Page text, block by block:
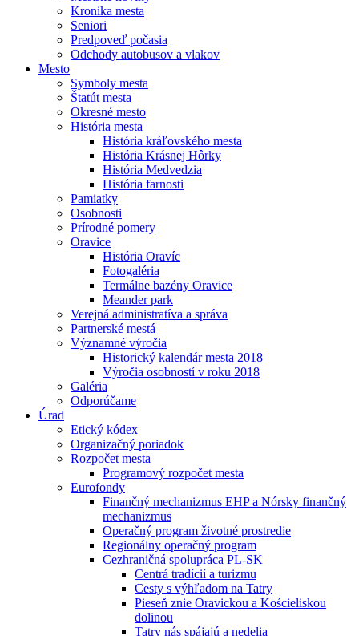
Kronika mesta
Seniori
Predpoveď počasia
Odchody autobusov a vlakov
Mesto
Symboly mesta
Štatút mesta
Okresné mesto
História mesta
História kráľovského mesta
História Krásnej Hôrky
História Medvedzia
História farnosti
Pamiatky
Osobnosti
Prírodné pomery
Oravice
História Oravíc
Fotogaléria
Termálne bazény Oravice
Meander park
Verejná administratíva a správa
Partnerské mestá
Významné výročia
Historický kalendár mesta 2018
Výročia osobností v roku 2018
Galéria
Odporúčame
Úrad
Etický kódex
Organizačný poriadok
Rozpočet mesta
Programový rozpočet mesta
Eurofondy
Finančný mechanizmus EHP a Nórsky finančný
mechanizmus
Operačný program životné prostredie
Regionálny operačný program
Cezhraničná spolupráca PL-SK
Centrá tradícií a turizmu
Cesty s výhľadom na Tatry
Pieseň znie Oravickou a Kościeliskou
dolinou
Tatry nás spájajú a nedelia